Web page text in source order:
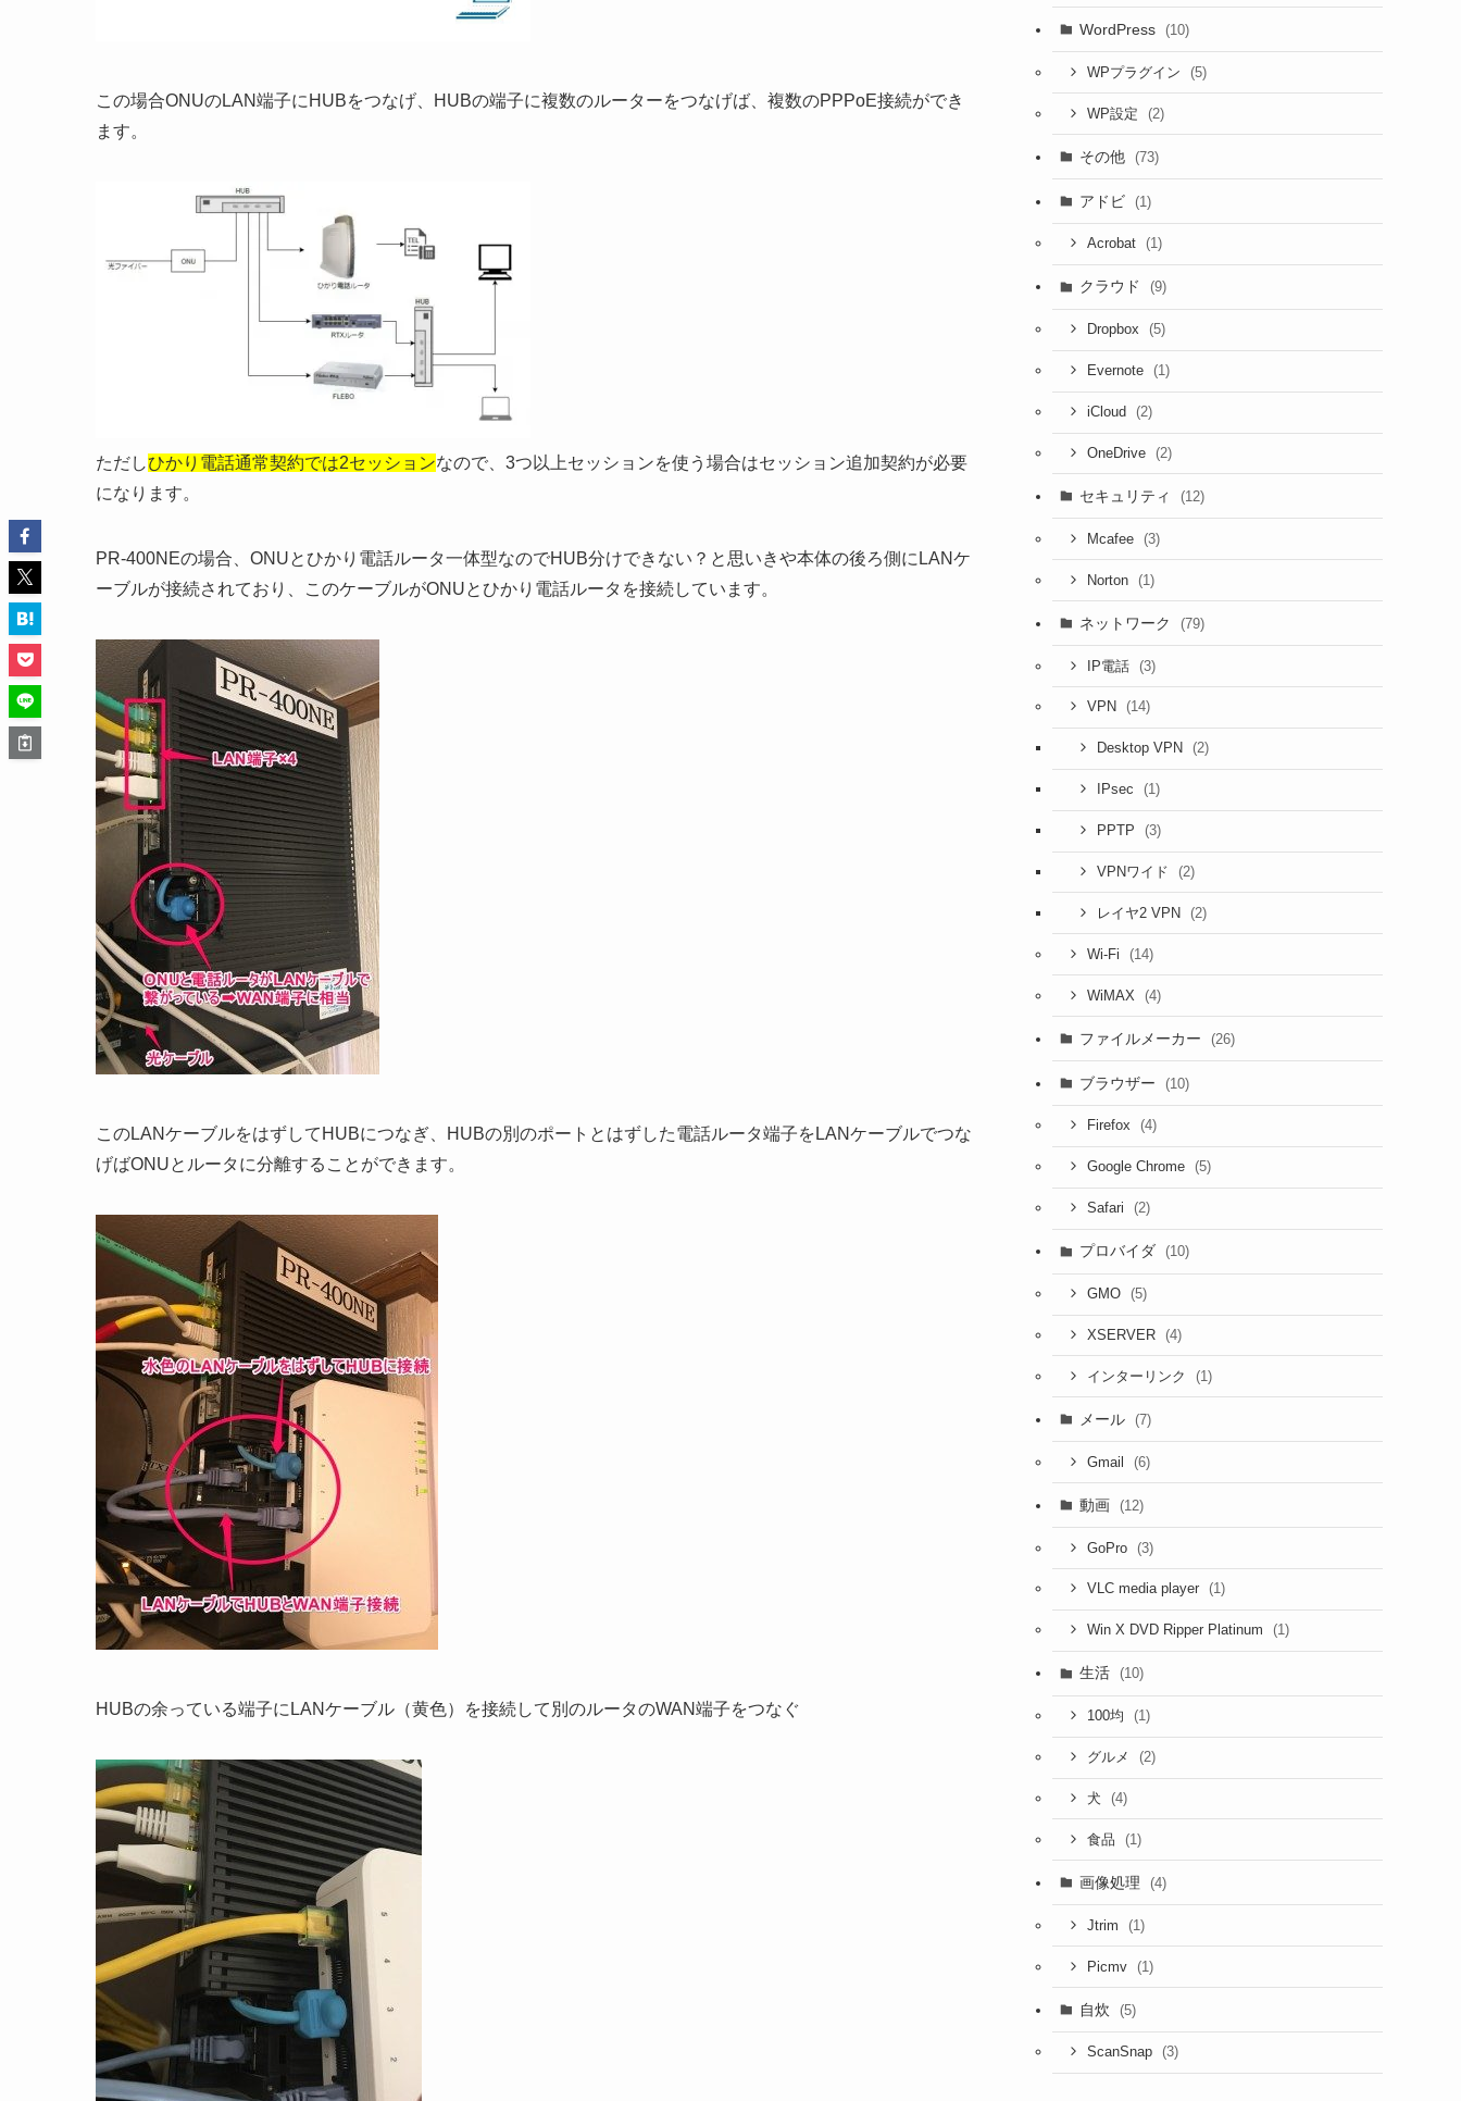
この場合ONUのLAN端子にHUBをつなげ、HUBの端子に複数のルーターをつなげば、複数のPPPoE接続ができ
ます。
ただしひかり電話通常契約では2セッションなので、3つ以上セッションを使う場合はセッション追加契約が必要
になります。
PR-400NEの場合、ONUとひかり電話ルータ一体型なのでHUB分けできない？と思いきや本体の後ろ側にLANケ
ーブルが接続されており、このケーブルがONUとひかり電話ルータを接続しています。
このLANケーブルをはずしてHUBにつなぎ、HUBの別のポートとはずした電話ルータ端子をLANケーブルでつな
げばONUとルータに分離することができます。
HUBの余っている端子にLANケーブル（黄色）を接続して別のルータのWAN端子をつなぐ
WordPress (10)
WPプラグイン (5)
WP設定 (2)
その他 (73)
アドビ (1)
Acrobat (1)
クラウド (9)
Dropbox (5)
Evernote (1)
iCloud (2)
OneDrive (2)
セキュリティ (12)
Mcafee (3)
Norton (1)
ネットワーク (79)
IP電話 (3)
VPN (14)
Desktop VPN (2)
IPsec (1)
PPTP (3)
VPNワイド (2)
レイヤ2 VPN (2)
Wi-Fi (14)
WiMAX (4)
ファイルメーカー (26)
ブラウザー (10)
Firefox (4)
Google Chrome (5)
Safari (2)
プロバイダ (10)
GMO (5)
XSERVER (4)
インターリンク (1)
メール (7)
Gmail (6)
動画 (12)
GoPro (3)
VLC media player (1)
Win X DVD Ripper Platinum (1)
生活 (10)
100均 (1)
グルメ (2)
犬 (4)
食品 (1)
画像処理 (4)
Jtrim (1)
Picmv (1)
自炊 (5)
ScanSnap (3)